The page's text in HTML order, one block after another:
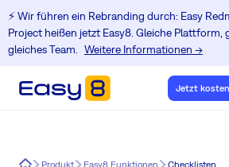
⚡️ Wir führen ein Rebranding durch: Easy
Project heißen jetzt Easy8. Gleiche Plattform,
gleiches Team.
Weitere Informationen →
Jetzt
Easy8Produkt Easy8 Funktionen Checklisten